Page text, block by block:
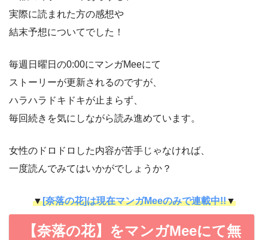
実際に読まれた方の感想や
結末予想についてでした！
毎週日曜日の0:00にマンガMeeにて
ストーリーが更新されるのですが、
ハラハラドキドキが止まらず、
毎回続きを気にしながら読み進めています。
女性のドロドロした内容が苦手じゃなければ、
一度読んでみてはいかがでしょうか？
▼[奈落の花]は現在マンガMeeのみで連載中!!▼
【奈落の花】をマンガMeeにて無